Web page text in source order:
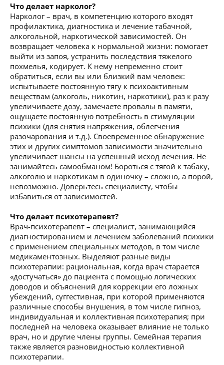
Что делает нарколог?
Нарколог – врач, в компетенцию которого входят
профилактика, диагностика и лечение табачной,
алкогольной, наркотической зависимостей. Он
возвращает человека к нормальной жизни: помогает
выйти из запоя, устранить последствия тяжелого
похмелья, кодирует. К нему непременно стоит
обратиться, если вы или близкий вам человек:
испытываете постоянную тягу к психоактивным
веществам (алкоголь, никотин, наркотики), раз к разу
увеличиваете дозу, замечаете провалы в памяти,
ощущаете постоянную потребность в стимуляции
психики (для снятия напряжения, облегчения
разочарования и т.д.). Своевременное обнаружение
этих и других симптомов зависимости значительно
увеличивает шансы на успешный исход лечения. Не
занимайтесь самообманом! Бороться с тягой к табаку,
алкоголю и наркотикам в одиночку – сложно, а порой,
невозможно. Доверьтесь специалисту, чтобы
избавиться от зависимостей.
Что делает психотерапевт?
Врач-психотерапевт – специалист, занимающийся
диагностированием и лечением заболеваний психики
с применением специальных методов, в том числе
медикаментозных. Выделяют разные виды
психотерапии: рациональная, когда врач старается
«достучаться» до пациента с помощью логических
доводов и объяснений для коррекции его ложных
убеждений, суггестивная, при которой применяются
различные способы внушения, в том числе гипноз,
индивидуальная и коллективная психотерапия; при
последней на человека оказывает влияние не только
врач, но и другие члены группы. Семейная терапия
также является разновидностью коллективной
психотерапии.